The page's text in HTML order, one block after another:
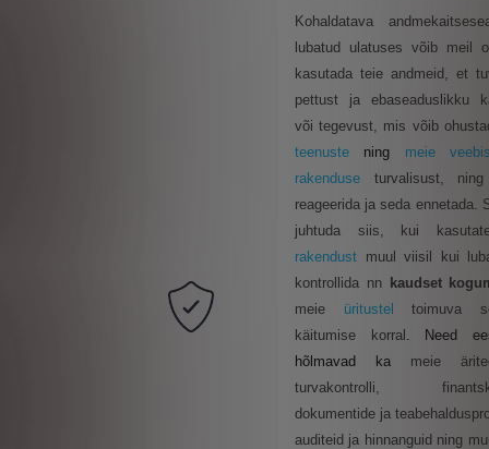
Kohaldatava
lubatud ulatuses võib meil
kasutada teie andmeid, et
pettust ja ebaseaduslikku
või tegevust, mis võib
teenuste ning meie
rakenduse turvalisust,
reageerida ja seda ennetada.
juhtuda siis, kui
rakendust muul viisil kui
kontrollida nn kaudset
meie üritustel
toimuva
käitumise korral . Need
hõlmavad ka meie
turvakontrolli,
dokumentide ja
auditeid ja hinnanguid ning